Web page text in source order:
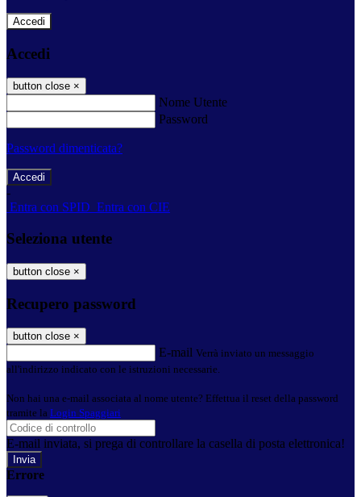
Accedi
Accedi
button close ×
Nome Utente
Password
Password dimenticata?
-
Entra con SPID Entra con CIE
Seleziona utente
button close ×
Recupero password
button close ×
E-mail Verrà inviato un messaggio
all'indirizzo indicato con le istruzioni necessarie.
Non hai una e-mail associata al nome utente? Effettua il reset della password
tramite la Login Spaggiari
E-mail inviata, si prega di controllare la casella di posta elettronica!
Errore